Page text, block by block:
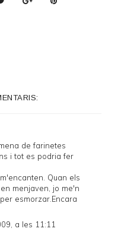
de farinetes
i tot es podria fer
Quan els
menjaven, jo me'n
esmorzar.Encara
a les 11:11